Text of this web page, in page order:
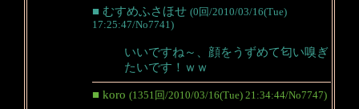
■ むすめふさほせ (0回/2010/03/16(Tue)
17:25:47/No7741)
いいですね～、顔をうずめて匂い嗅ぎ
たいです！ｗｗ
■ koro (1351回/2010/03/16(Tue) 21:34:44/No7747)